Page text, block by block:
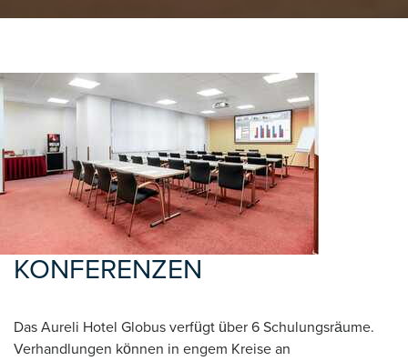
KONFERENZEN
Das Aureli Hotel Globus verfügt über 6 Schulungsräume.
Verhandlungen können in engem Kreise an